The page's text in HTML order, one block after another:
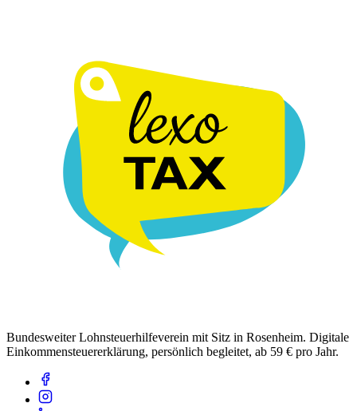
Bundesweiter Lohnsteuerhilfeverein mit Sitz in Rosenheim. Digitale
Einkommensteuererklärung, persönlich begleitet, ab 59 € pro Jahr.